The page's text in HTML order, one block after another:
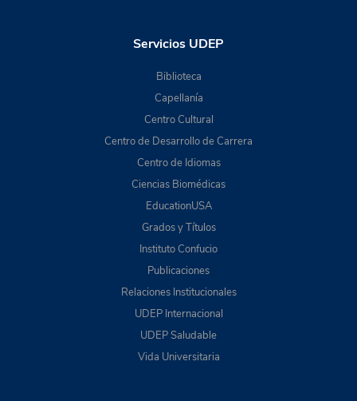
Servicios UDEP
Biblioteca
Capellanía
Centro Cultural
Centro de Desarrollo de Carrera
Centro de Idiomas
Ciencias Biomédicas
EducationUSA
Grados y Títulos
Instituto Confucio
Publicaciones
Relaciones Institucionales
UDEP Internacional
UDEP Saludable
Vida Universitaria